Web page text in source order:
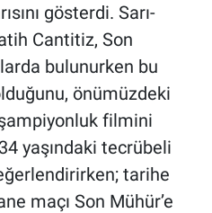
gösterdi. Sarı-
Cantitiz, Son
bulunurken bu
önümüzdeki
filmini
yaşındaki tecrübeli
tarihe
maçı Son Mühür’e